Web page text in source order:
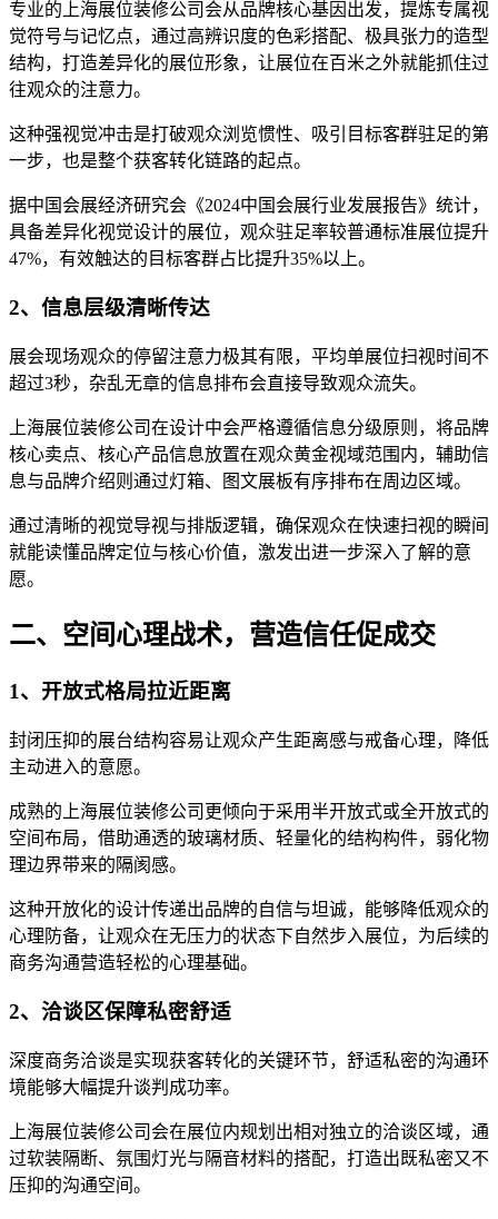
专业的上海展位装修公司会从品牌核心基因出发，提炼专属视
觉符号与记忆点，通过高辨识度的色彩搭配、极具张力的造型
结构，打造差异化的展位形象，让展位在百米之外就能抓住过
往观众的注意力。
这种强视觉冲击是打破观众浏览惯性、吸引目标客群驻足的第
一步，也是整个获客转化链路的起点。
据中国会展经济研究会《2024中国会展行业发展报告》统计，
具备差异化视觉设计的展位，观众驻足率较普通标准展位提升
47%，有效触达的目标客群占比提升35%以上。
2、信息层级清晰传达
展会现场观众的停留注意力极其有限，平均单展位扫视时间不
超过3秒，杂乱无章的信息排布会直接导致观众流失。
上海展位装修公司在设计中会严格遵循信息分级原则，将品牌
核心卖点、核心产品信息放置在观众黄金视域范围内，辅助信
息与品牌介绍则通过灯箱、图文展板有序排布在周边区域。
通过清晰的视觉导视与排版逻辑，确保观众在快速扫视的瞬间
就能读懂品牌定位与核心价值，激发出进一步深入了解的意
愿。
二、空间心理战术，营造信任促成交
1、开放式格局拉近距离
封闭压抑的展台结构容易让观众产生距离感与戒备心理，降低
主动进入的意愿。
成熟的上海展位装修公司更倾向于采用半开放式或全开放式的
空间布局，借助通透的玻璃材质、轻量化的结构构件，弱化物
理边界带来的隔阂感。
这种开放化的设计传递出品牌的自信与坦诚，能够降低观众的
心理防备，让观众在无压力的状态下自然步入展位，为后续的
商务沟通营造轻松的心理基础。
2、洽谈区保障私密舒适
深度商务洽谈是实现获客转化的关键环节，舒适私密的沟通环
境能够大幅提升谈判成功率。
上海展位装修公司会在展位内规划出相对独立的洽谈区域，通
过软装隔断、氛围灯光与隔音材料的搭配，打造出既私密又不
压抑的沟通空间。